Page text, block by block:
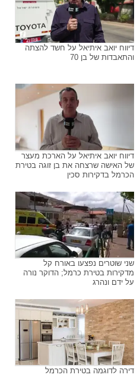
דיווח יואב איתיאל על חשד להצתה
והתאבדות של בן 70
דיווח יואב איתיאל על הארכת מעצר
של האישה שרצחה את בן זוגה בטירת
הכרמל בדקירות סכין
שני שוטרים נפצעו באורח קל
מדקירות בטירת כרמל; הדוקר נורה
על ידם ונהרג
דירה לדוגמה בטירת הכרמל